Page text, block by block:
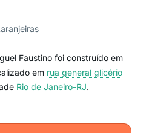
Faustino foi construído em
em rua general glicério
Rio de Janeiro-RJ.